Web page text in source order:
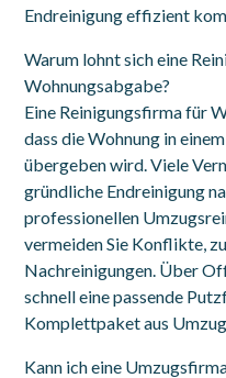
Endreinigung effizient
Warum lohnt sich eine
Wohnungsabgabe?
Eine Reinigungsfirma für
dass die Wohnung in
übergeben wird. Viele
gründliche Endreinigung
professionellen
vermeiden Sie Konflikte,
Nachreinigungen. Über
schnell eine passende
Komplettpaket aus
Kann ich eine